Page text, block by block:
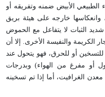
الطبيعي الأبيض ضمنه وتفريقه أو
وانعكاسها خارجه على هيئة بريق
إلى ذلك فإنه شديد الثبات لا يتفاعل مع الحموض
الكريمة والنفيسة الأخرى. إلا أن
أو للحرق، فهو يتحول عند
مفرغ من الهواء) وبدرجات
إلى معدن الغرافيت، أما إذا تم تسخينه